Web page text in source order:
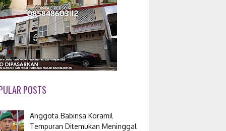
POSTS
Anggota Babinsa Koramil
Tempuran Ditemukan Meninggal